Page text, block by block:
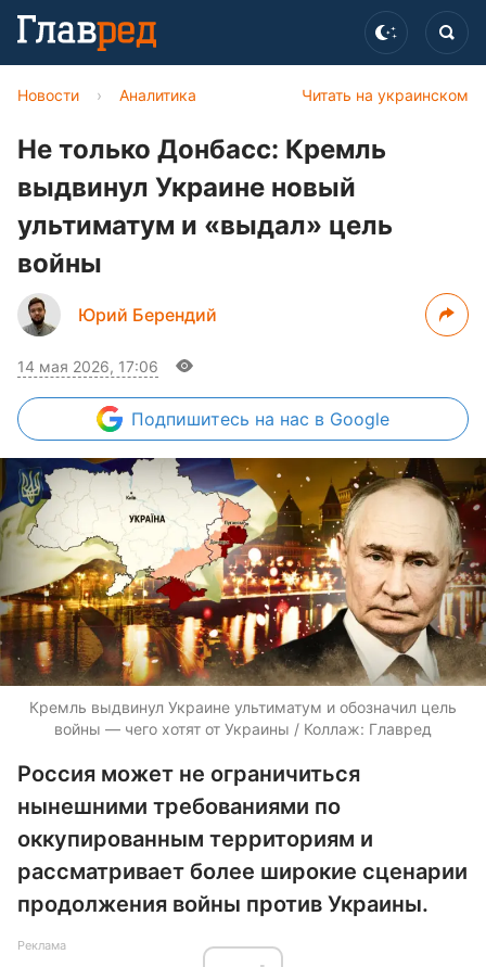
Читать на украинском
Новости › Аналитика
Не только Донбасс: Кремль
выдвинул Украине новый
ультиматум и «выдал» цель
войны
Юрий Берендий
14 мая 2026, 17:06
Подпишитесь на нас в Google
Кремль выдвинул Украине ультиматум и обозначил цель
войны — чего хотят от Украины / Коллаж: Главред
Россия может не ограничиться
нынешними требованиями по
оккупированным территориям и
рассматривает более широкие сценарии
продолжения войны против Украины.
Реклама